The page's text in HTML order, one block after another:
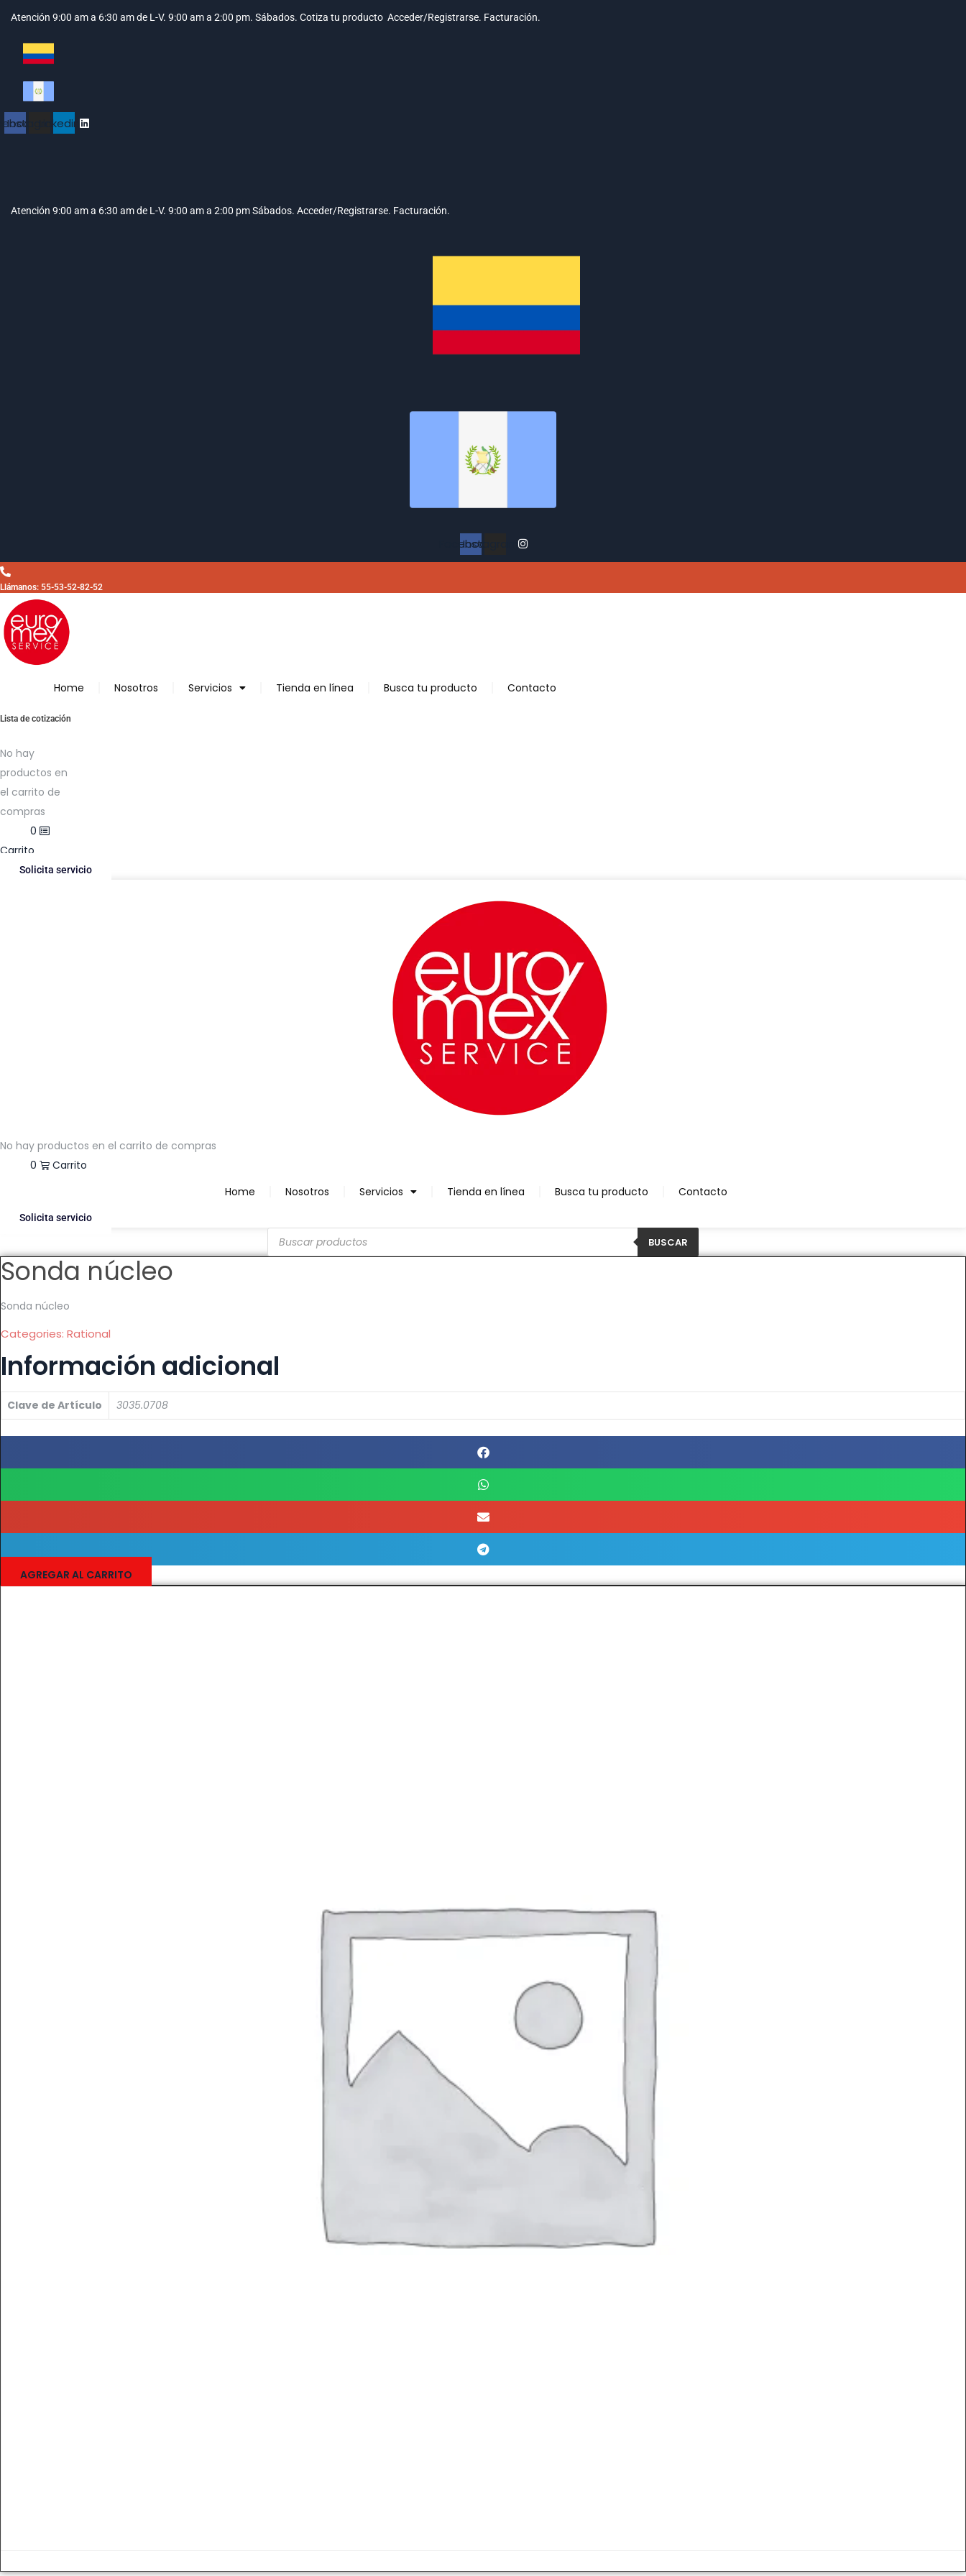
Atención 9:00 am a 6:30 am de L-V. 9:00 am a 2:00 pm. Sábados. Cotiza tu producto Acceder/Registrarse. Facturación.
Instagram
Linkedin
Atención 9:00 am a 6:30 am de L-V. 9:00 am a 2:00 pm Sábados. Acceder/Registrarse. Facturación.
Facebook
Instagram
Llámanos: 55-53-52-82-52
Home Nosotros Servicios Tienda en línea Busca tu producto Contacto
Lista de cotización
No hay
productos en
el carrito de
compras
0
Carrito
Solicita servicio
No hay productos en el carrito de compras
0
Carrito
Home
Nosotros Servicios Tienda en línea Busca tu producto Contacto
Solicita servicio
Products
search BUSCAR
Sonda núcleo
Sonda núcleo
Categories: Rational
Información adicional
Clave de Artículo 3035.0708
AGREGAR AL CARRITO